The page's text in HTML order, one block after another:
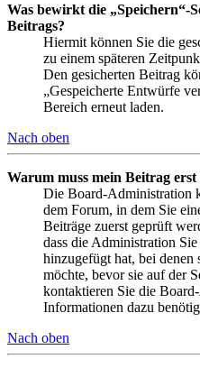
Was bewirkt die „Speichern“-
Beitrags?
Hiermit können Sie die
zu einem späteren
Den gesicherten Beitrag
„Gespeicherte Entwürfe
Bereich erneut laden.
Nach oben
Warum muss mein Beitrag erst
Die Board-Administration
dem Forum, in dem Sie
Beiträge zuerst geprüft
dass die Administration
hinzugefügt hat, bei denen
möchte, bevor sie auf der
kontaktieren Sie die
Informationen dazu
Nach oben